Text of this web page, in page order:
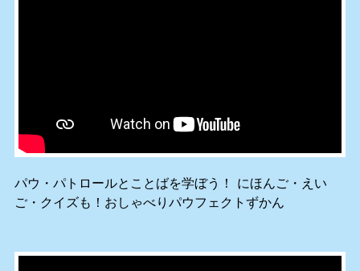
パウ・パトロールとことばを学ぼう！ にほんご・えい
ご・クイズも！おしゃべりパウフェクトずかん